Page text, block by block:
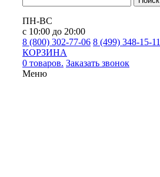
ПН-ВС
с 10:00 до 20:00
8 (800) 302-77-06 8 (499) 348-15-11
КОРЗИНА
0 товаров. Заказать звонок
Меню